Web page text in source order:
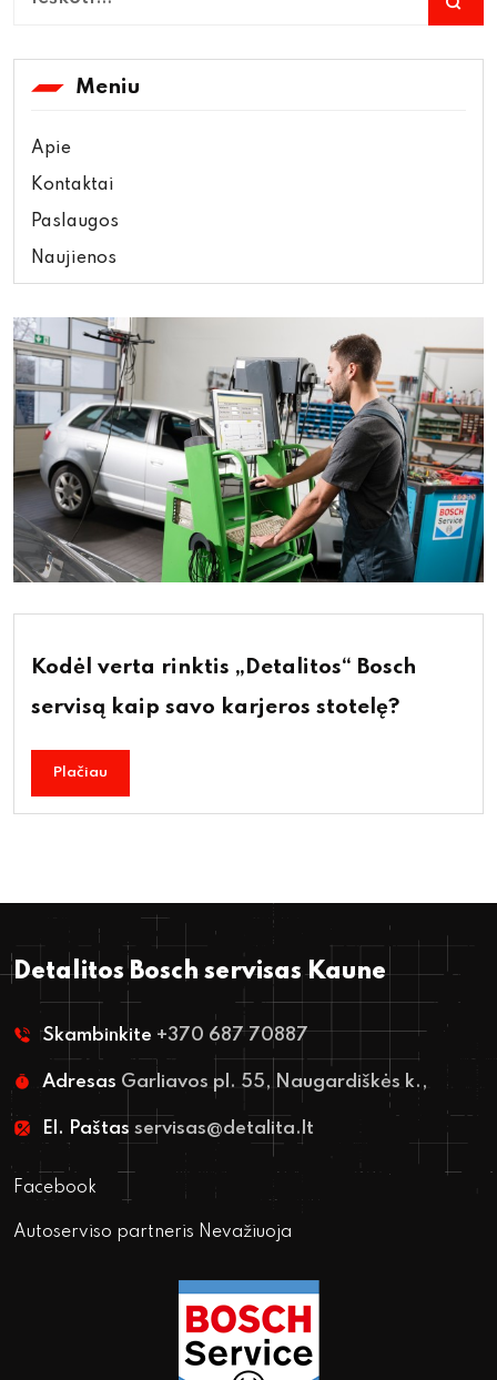
Meniu
Apie
Kontaktai
Paslaugos
Naujienos
Kodėl verta rinktis „Detalitos“ Bosch
servisą kaip savo karjeros stotelę?
Plačiau
Detalitos Bosch servisas Kaune
Skambinkite +370 687 70887
Adresas Garliavos pl. 55, Naugardiškės k.,
El. Paštas servisas@detalita.lt
Facebook
Autoserviso partneris Nevažiuoja